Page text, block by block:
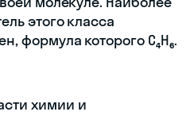
этого класса
формула которого C₄H₆.
химии и